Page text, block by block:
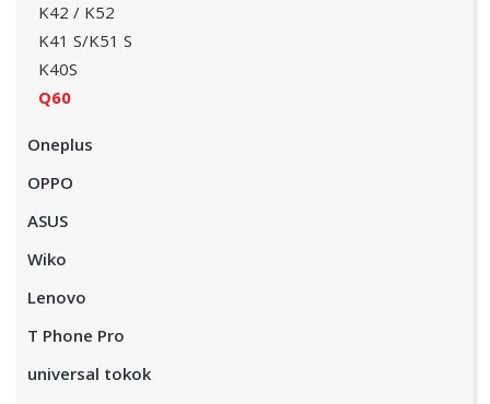
K42 / K52
K41 S/K51 S
K40S
Q60
Oneplus
OPPO
ASUS
Wiko
Lenovo
T Phone Pro
universal tokok